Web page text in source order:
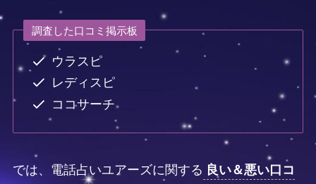
調査した口コミ掲示板
ウラスピ
レディスピ
ココサーチ
では、電話占いユアーズに関する 良い＆悪い口コ